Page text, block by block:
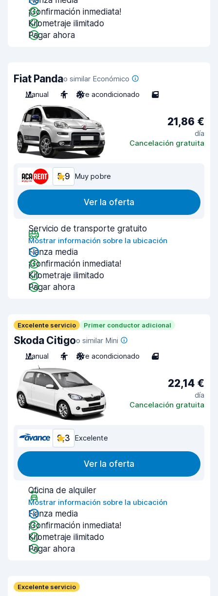
¡Confirmación inmediata!
Kilometraje ilimitado
Pagar ahora
Fiat Pandao similar Económico
Manual
4 Aire acondicionado 5
21,86 €
día
Cancelación gratuita
5,9 Muy pobre
Ver la oferta
Servicio de transporte gratuito
Mostrar información sobre la ubicación
Fianza media
¡Confirmación inmediata!
Kilometraje ilimitado
Pagar ahora
Excelente servicio Primer conductor adicional
Skoda Citigoo similar Mini
Manual
4 Aire acondicionado 4
22,14 €
día
Cancelación gratuita
9,3 Excelente
Ver la oferta
Oficina de alquiler
Mostrar información sobre la ubicación
Fianza media
¡Confirmación inmediata!
Kilometraje ilimitado
Pagar ahora
Excelente servicio